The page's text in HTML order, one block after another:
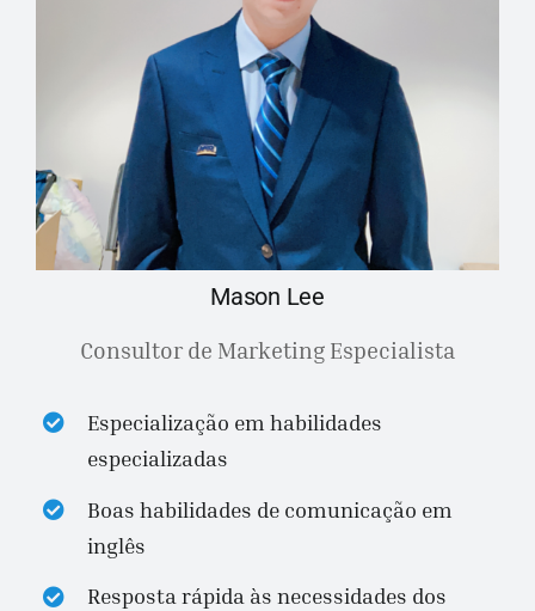
Mason Lee
Consultor de Marketing Especialista
Especialização em habilidades
especializadas
Boas habilidades de comunicação em
inglês
Resposta rápida às necessidades dos